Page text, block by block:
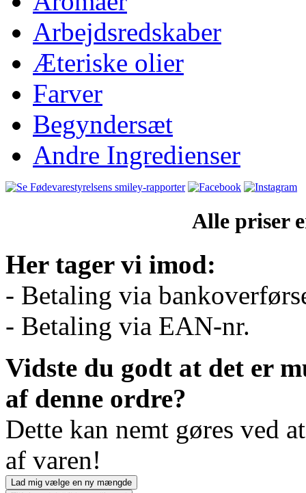
Arbejdsredskaber
Æteriske olier
Farver
Begyndersæt
Andre Ingredienser
Alle priser
Her tager vi imod:
- Betaling via
- Betaling via EAN-nr.
Vidste du godt at det er
af denne ordre?
Dette kan nemt gøres ved
af varen!
Lad mig vælge en ny mængde